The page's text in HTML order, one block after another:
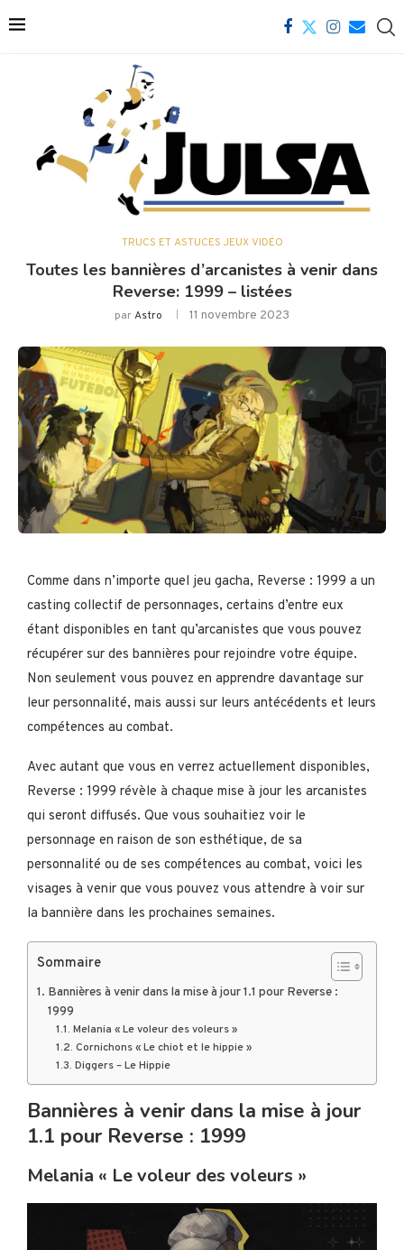
TRUCS ET ASTUCES JEUX VIDÉO
Toutes les bannières d’arcanistes à venir dans
Reverse: 1999 – listées
parAstro 11 novembre 2023
Comme dans n’importe quel jeu gacha, Reverse : 1999 a un
casting collectif de personnages, certains d’entre eux
étant disponibles en tant qu’arcanistes que vous pouvez
récupérer sur des bannières pour rejoindre votre équipe.
Non seulement vous pouvez en apprendre davantage sur
leur personnalité, mais aussi sur leurs antécédents et leurs
compétences au combat.
Avec autant que vous en verrez actuellement disponibles,
Reverse : 1999 révèle à chaque mise à jour les arcanistes
qui seront diffusés. Que vous souhaitiez voir le
personnage en raison de son esthétique, de sa
personnalité ou de ses compétences au combat, voici les
visages à venir que vous pouvez vous attendre à voir sur
la bannière dans les prochaines semaines.
Sommaire
Bannières à venir dans la mise à jour 1.1 pour Reverse :
1999
Melania « Le voleur des voleurs »
Cornichons « Le chiot et le hippie »
Diggers – Le Hippie
Bannières à venir dans la mise à jour
1.1 pour Reverse : 1999
Melania « Le voleur des voleurs »